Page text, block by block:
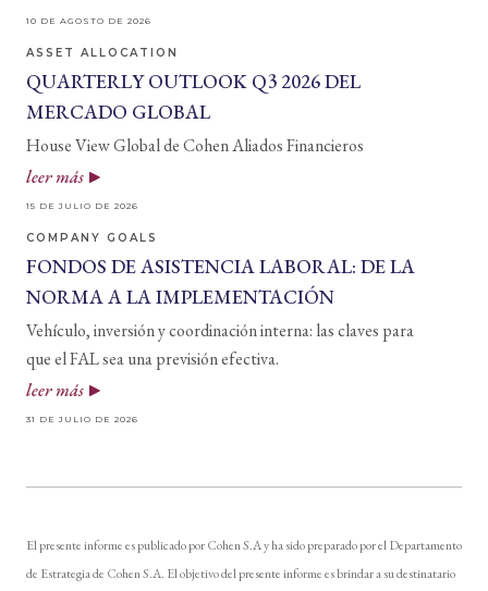
10 DE AGOSTO DE 2026
ASSET ALLOCATION
QUARTERLY OUTLOOK Q3 2026 DEL
MERCADO GLOBAL
House View Global de Cohen Aliados Financieros
leer más
15 DE JULIO DE 2026
COMPANY GOALS
FONDOS DE ASISTENCIA LABORAL: DE LA
NORMA A LA IMPLEMENTACIÓN
Vehículo, inversión y coordinación interna: las claves para
que el FAL sea una previsión efectiva.
leer más
31 DE JULIO DE 2026
El presente informe es publicado por Cohen S.A y ha sido preparado por el Departamento
de Estrategia de Cohen S.A. El objetivo del presente informe es brindar a su destinatario